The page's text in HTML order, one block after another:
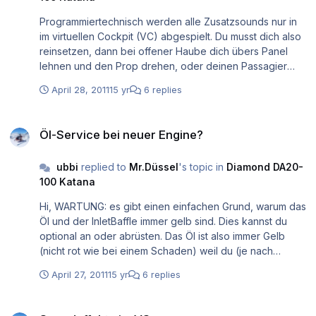
Programmiertechnisch werden alle Zusatzsounds nur in
im virtuellen Cockpit (VC) abgespielt. Du musst dich also
reinsetzen, dann bei offener Haube dich übers Panel
lehnen und den Prop drehen, oder deinen Passagier
April 28, 201115 yr 6 replies
Öl-Service bei neuer Engine?
ubbi replied to Mr.Düssel's topic in Diamond DA20-
100 Katana
Hi, WARTUNG: es gibt einen einfachen Grund, warum das
Öl und der InletBaffle immer gelb sind. Dies kannst du
optional an oder abrüsten. Das Öl ist also immer Gelb
(nicht rot wie bei einem Schaden) weil du (je nach
wechseln kannst. Das selbe betrifft das InletBaffle. Das
April 27, 201115 yr 6 replies